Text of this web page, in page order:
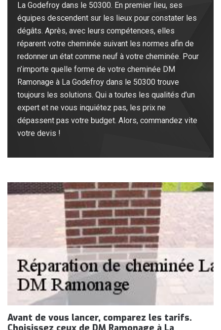
La Godefroy dans le 50300. En premier lieu, ses
équipes descendent sur les lieux pour constater les
dégâts. Après, avec leurs compétences, elles
réparent votre cheminée suivant les normes afin de
redonner un état comme neuf à votre cheminée. Pour
n’importe quelle forme de votre cheminée DM
Ramonage à La Godefroy dans le 50300 trouve
toujours les solutions. Qui a toutes les qualités d’un
expert et ne vous inquiétez pas, les prix ne
dépassent pas votre budget. Alors, commandez vite
votre devis !
Avant de vous lancer, comparez les tarifs.